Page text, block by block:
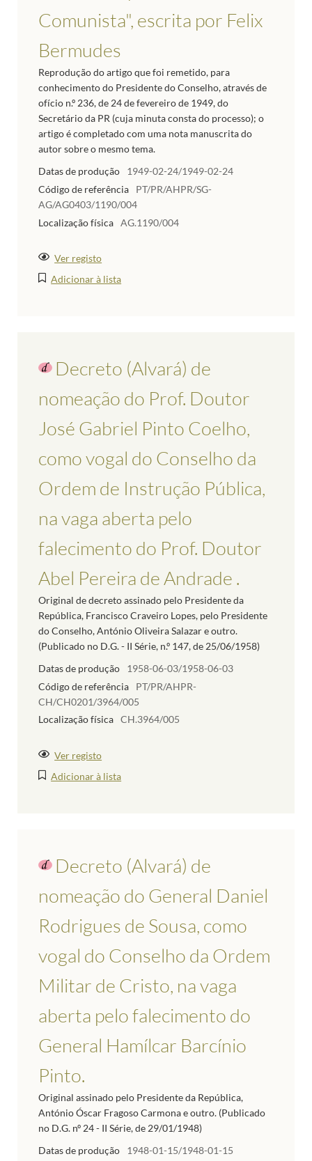
Comunista", escrita por Felix
Bermudes
Reprodução do artigo que foi remetido, para
conhecimento do Presidente do Conselho, através de
ofício n.º 236, de 24 de fevereiro de 1949, do
Secretário da PR (cuja minuta consta do processo); o
artigo é completado com uma nota manuscrita do
autor sobre o mesmo tema.
Datas de produção
1949-02-24/1949-02-24
Código de referência
PT/PR/AHPR/SG-
AG/AG0403/1190/004
Localização física AG.1190/004
Ver registo
Adicionar à lista
Decreto (Alvará) de
nomeação do Prof. Doutor
José Gabriel Pinto Coelho,
como vogal do Conselho da
Ordem de Instrução Pública,
na vaga aberta pelo
falecimento do Prof. Doutor
Abel Pereira de Andrade .
Original de decreto assinado pelo Presidente da
República, Francisco Craveiro Lopes, pelo Presidente
do Conselho, António Oliveira Salazar e outro.
(Publicado no D.G. - II Série, n.º 147, de 25/06/1958)
Datas de produção
1958-06-03/1958-06-03
Código de referência
PT/PR/AHPR-
CH/CH0201/3964/005
Localização física CH.3964/005
Ver registo
Adicionar à lista
Decreto (Alvará) de
nomeação do General Daniel
Rodrigues de Sousa, como
vogal do Conselho da Ordem
Militar de Cristo, na vaga
aberta pelo falecimento do
General Hamílcar Barcínio
Pinto.
Original assinado pelo Presidente da República,
António Óscar Fragoso Carmona e outro. (Publicado
no D.G. nº 24 - II Série, de 29/01/1948)
Datas de produção
1948-01-15/1948-01-15